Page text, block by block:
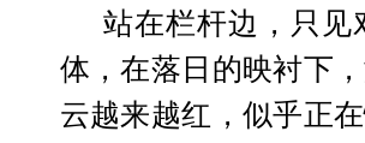
站在栏杆边，只见
体，在落日的映衬下
云越来越红，似乎正